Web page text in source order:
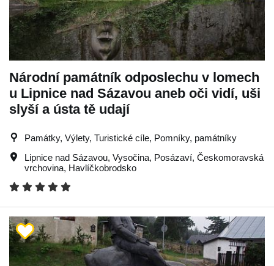
Národní památník odposlechu v lomech
u Lipnice nad Sázavou aneb oči vidí, uši
slyší a ústa tě udají
Památky, Výlety, Turistické cíle, Pomníky, památníky
Lipnice nad Sázavou, Vysočina, Posázaví, Českomoravská
vrchovina, Havlíčkobrodsko